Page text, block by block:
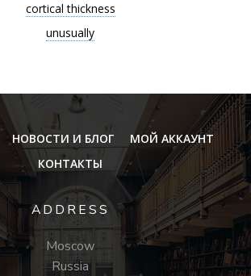
cortical thickness
unusually
НОВОСТИ И БЛОГ
МОЙ АККАУНТ
КОНТАКТЫ
ADDRESS
Moscow
Russia